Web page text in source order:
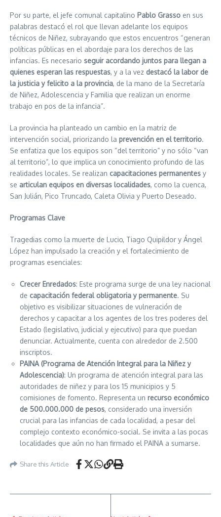
Por su parte, el jefe comunal capitalino Pablo Grasso en sus
palabras destacó el rol que llevan adelante los equipos
técnicos de Niñez, subrayando que estos encuentros “generan
políticas públicas en el abordaje para los derechos de las
infancias. Es necesario seguir acordando juntos para llegan a
quienes esperan las respuestas, y a la vez destacó la labor de
la justicia y felicito a la provincia, de la mano de la Secretaría
de Niñez, Adolescencia y Familia que realizan un enorme
trabajo en pos de la infancia”.
La provincia ha planteado un cambio en la matriz de
intervención social, priorizando la prevención en el territorio.
Se enfatiza que los equipos son “del territorio” y no sólo “van
al territorio”, lo que implica un conocimiento profundo de las
realidades locales. Se realizan capacitaciones permanentes y
se articulan equipos en diversas localidades, como la cuenca,
San Julián, Pico Truncado, Caleta Olivia y Puerto Deseado.
Programas Clave
Tragedias como la muerte de Lucio, Tiago Quipildor y Ángel
López han impulsado la creación y el fortalecimiento de
programas esenciales:
Crecer Enredados: Este programa surge de una ley nacional
de capacitación federal obligatoria y permanente. Su
objetivo es visibilizar situaciones de vulneración de
derechos y capacitar a los agentes de los tres poderes del
Estado (legislativo, judicial y ejecutivo) para que puedan
denunciar. Actualmente, cuenta con alrededor de 2.500
inscriptos.
PAINA (Programa de Atención Integral para la Niñez y
Adolescencia): Un programa de atención integral para las
autoridades de niñez y para los 15 municipios y 5
comisiones de fomento. Representa un recurso económico
de 500.000.000 de pesos, considerado una inversión
crucial para las infancias de cada localidad, a pesar del
complejo contexto económico-social. Se invita a las pocas
localidades que aún no han firmado el PAINA a sumarse.
Share this Article